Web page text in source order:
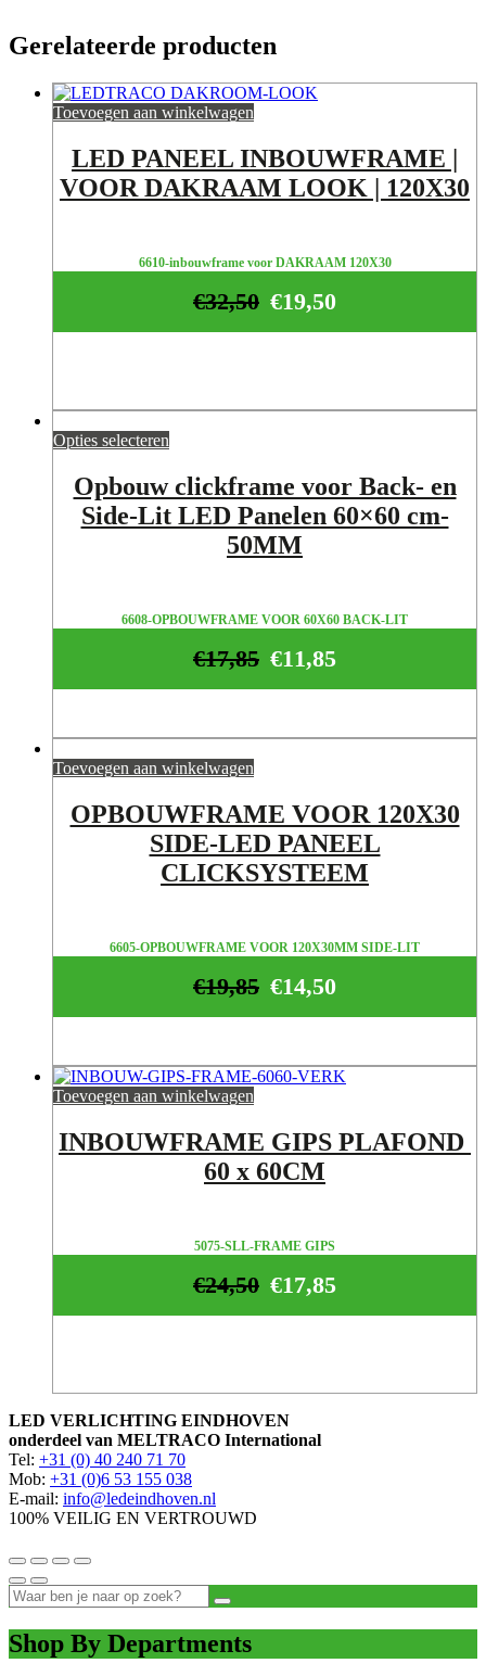
Gerelateerde producten
Toevoegen aan winkelwagen
LED PANEEL INBOUWFRAME |
VOOR DAKRAAM LOOK | 120X30
6610-inbouwframe voor DAKRAAM 120X30
€19,50
€32,50
Opties selecteren
Opbouw clickframe voor Back- en
Side-Lit LED Panelen 60×60 cm-
50MM
6608-OPBOUWFRAME VOOR 60X60 BACK-LIT
€11,85
€17,85
Toevoegen aan winkelwagen
OPBOUWFRAME VOOR 120X30
SIDE-LED PANEEL
CLICKSYSTEEM
6605-OPBOUWFRAME VOOR 120X30MM SIDE-LIT
€14,50
€19,85
Toevoegen aan winkelwagen
INBOUWFRAME GIPS PLAFOND
60 x 60CM
5075-SLL-FRAME GIPS
€17,85
€24,50
LED VERLICHTING EINDHOVEN
onderdeel van MELTRACO International
Tel: +31 (0) 40 240 71 70
Mob: +31 (0)6 53 155 038
E-mail: info@ledeindhoven.nl
100% VEILIG EN VERTROUWD
Shop By Departments